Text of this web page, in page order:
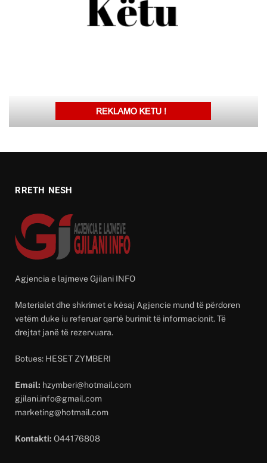
RRETH NESH
Agjencia e lajmeve Gjilani INFO
Materialet dhe shkrimet e kësaj Agjencie mund të përdoren
vetëm duke iu referuar qartë burimit të informacionit. Të
drejtat janë të rezervuara.
Botues: HESET ZYMBERI
Email: hzymberi@hotmail.com
gjilani.info@gmail.com
marketing@hotmail.com
Kontakti: O44176808